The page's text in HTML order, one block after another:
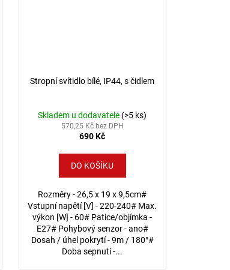
Stropní svítidlo bílé, IP44, s čidlem
Skladem u dodavatele (>5 ks)
570,25 Kč bez DPH
690 Kč
DO KOŠÍKU
Rozměry - 26,5 x 19 x 9,5cm#
Vstupní napětí [V] - 220-240# Max.
výkon [W] - 60# Patice/objímka -
E27# Pohybový senzor - ano#
Dosah / úhel pokrytí - 9m / 180°#
Doba sepnutí -...